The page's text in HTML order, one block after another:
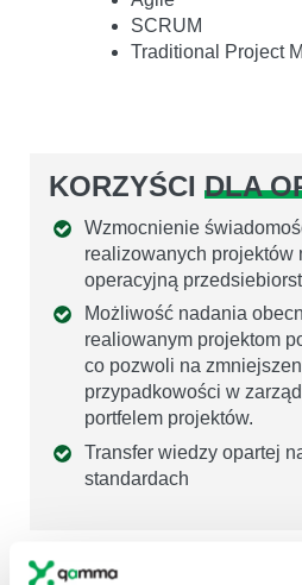
SCRUM
Traditional Project
KORZYŚCI DLA
Wzmocnienie
realizowanych projektów
operacyjną
Możliwość nadania
realiowanym projektom
co pozwoli na
przypadkowości w
portfelem projektów.
Transfer wiedzy opartej
standardach